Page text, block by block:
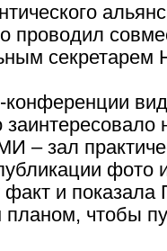
проводил
– зал
фото
факт и
чтобы